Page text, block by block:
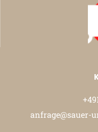
anfrage@sauer-